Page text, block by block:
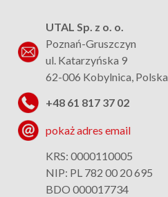
UTAL Sp. z o. o.
Poznań-Gruszczyn
ul. Katarzyńska 9
62-006 Kobylnica, Polska
+48 61 817 37 02
pokaż adres email
KRS: 0000110005
NIP: PL 782 00 20 695
BDO 000017734